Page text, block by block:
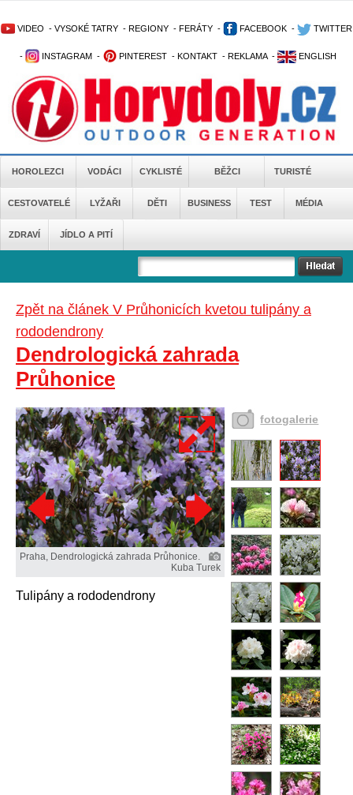
VIDEO - VYSOKÉ TATRY - REGIONY - FERÁTY - FACEBOOK - TWITTER
- INSTAGRAM - PINTEREST - KONTAKT - REKLAMA - ENGLISH
HOROLEZCI VODÁCI CYKLISTÉ BĚŽCI TURISTÉ
CESTOVATELÉ LYŽAŘI DĚTI BUSINESS TEST MÉDIA
ZDRAVÍ JÍDLO A PITÍ
Zpět na článek V Průhonicích kvetou tulipány a
rododendrony
Dendrologická zahrada
Průhonice
Praha, Dendrologická zahrada Průhonice.
Kuba Turek
Tulipány a rododendrony
fotogalerie